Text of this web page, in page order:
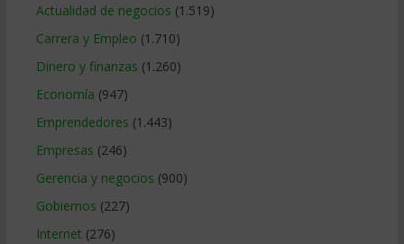
Actualidad de negocios (1.519)
Carrera y Empleo (1.710)
Dinero y finanzas (1.260)
Economía (947)
Emprendedores (1.443)
Empresas (246)
Gerencia y negocios (900)
Gobiernos (227)
Internet (276)